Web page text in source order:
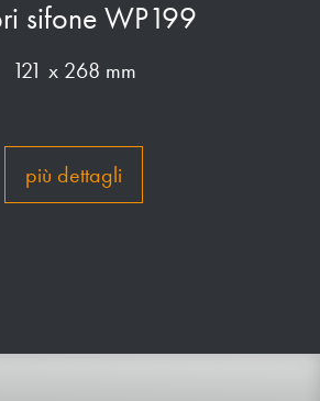
sifone WP199
121 x 268 mm
più dettagli